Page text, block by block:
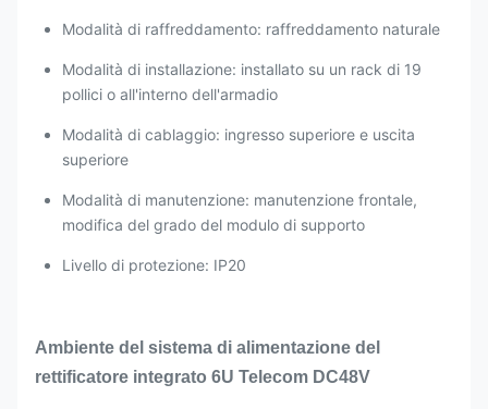
Modalità di raffreddamento: raffreddamento naturale
Modalità di installazione: installato su un rack di 19
pollici o all'interno dell'armadio
Modalità di cablaggio: ingresso superiore e uscita
superiore
Modalità di manutenzione: manutenzione frontale,
modifica del grado del modulo di supporto
Livello di protezione: IP20
Ambiente del sistema di alimentazione del
rettificatore integrato 6U Telecom DC48V